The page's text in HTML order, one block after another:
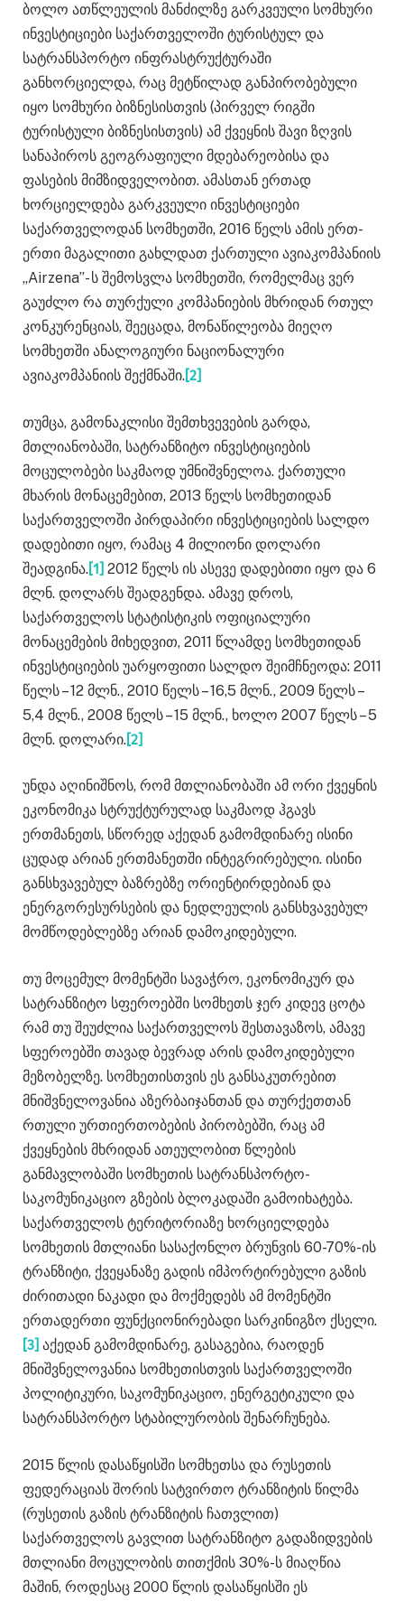
ბოლო ათწლეულის მანძილზე გარკვეული სომხური
ინვესტიციები საქართველოში ტურისტულ და
სატრანსპორტო ინფრასტრუქტურაში
განხორციელდა, რაც მეტწილად განპირობებული
იყო სომხური ბიზნესისთვის (პირველ რიგში
ტურისტული ბიზნესისთვის) ამ ქვეყნის შავი ზღვის
სანაპიროს გეოგრაფიული მდებარეობისა და
ფასების მიმზიდველობით. ამასთან ერთად
ხორციელდება გარკვეული ინვესტიციები
საქართველოდან სომხეთში, 2016 წელს ამის ერთ-
ერთი მაგალითი გახლდათ ქართული ავიაკომპანიის
„Airzena”- ს შემოსვლა სომხეთში, რომელმაც ვერ
გაუძლო რა თურქული კომპანიების მხრიდან რთულ
კონკურენციას, შეეცადა, მონაწილეობა მიეღო
სომხეთში ანალოგიური ნაციონალური
ავიაკომპანიის შექმნაში.[2]
თუმცა, გამონაკლისი შემთხვევების გარდა,
მთლიანობაში, სატრანზიტო ინვესტიციების
მოცულობები საკმაოდ უმნიშვნელოა. ქართული
მხარის მონაცემებით, 2013 წელს სომხეთიდან
საქართველოში პირდაპირი ინვესტიციების სალდო
დადებითი იყო, რამაც 4 მილიონი დოლარი
შეადგინა.[1] 2012 წელს ის ასევე დადებითი იყო და 6
მლნ. დოლარს შეადგენდა. ამავე დროს,
საქართველოს სტატისტიკის ოფიციალური
მონაცემების მიხედვით, 2011 წლამდე სომხეთიდან
ინვესტიციების უარყოფითი სალდო შეიმჩნეოდა: 2011
წელს – 12 მლნ., 2010 წელს – 16,5 მლნ., 2009 წელს –
5,4 მლნ., 2008 წელს – 15 მლნ., ხოლო 2007 წელს – 5
მლნ. დოლარი.[2]
უნდა აღინიშნოს, რომ მთლიანობაში ამ ორი ქვეყნის
ეკონომიკა სტრუქტურულად საკმაოდ ჰგავს
ერთმანეთს, სწორედ აქედან გამომდინარე ისინი
ცუდად არიან ერთმანეთში ინტეგრირებული. ისინი
განსხვავებულ ბაზრებზე ორიენტირდებიან და
ენერგორესურსების და ნედლეულის განსხვავებულ
მომწოდებლებზე არიან დამოკიდებული.
თუ მოცემულ მომენტში სავაჭრო, ეკონომიკურ და
სატრანზიტო სფეროებში სომხეთს ჯერ კიდევ ცოტა
რამ თუ შეუძლია საქართველოს შესთავაზოს, ამავე
სფეროებში თავად ბევრად არის დამოკიდებული
მეზობელზე. სომხეთისთვის ეს განსაკუთრებით
მნიშვნელოვანია აზერბაიჯანთან და თურქეთთან
რთული ურთიერთობების პირობებში, რაც ამ
ქვეყნების მხრიდან ათეულობით წლების
განმავლობაში სომხეთის სატრანსპორტო-
საკომუნიკაციო გზების ბლოკადაში გამოიხატება.
საქართველოს ტერიტორიაზე ხორციელდება
სომხეთის მთლიანი სასაქონლო ბრუნვის 60-70%-ის
ტრანზიტი, ქვეყანაზე გადის იმპორტირებული გაზის
ძირითადი ნაკადი და მოქმედებს ამ მომენტში
ერთადერთი ფუნქციონირებადი სარკინიგზო ქსელი.
[3] აქედან გამომდინარე, გასაგებია, რაოდენ
მნიშვნელოვანია სომხეთისთვის საქართველოში
პოლიტიკური, საკომუნიკაციო, ენერგეტიკული და
სატრანსპორტო სტაბილურობის შენარჩუნება.
2015 წლის დასაწყისში სომხეთსა და რუსეთის
ფედერაციას შორის სატვირთო ტრანზიტის წილმა
(რუსეთის გაზის ტრანზიტის ჩათვლით)
საქართველოს გავლით სატრანზიტო გადაზიდვების
მთლიანი მოცულობის თითქმის 30%-ს მიაღწია
მაშინ, როდესაც 2000 წლის დასაწყისში ეს